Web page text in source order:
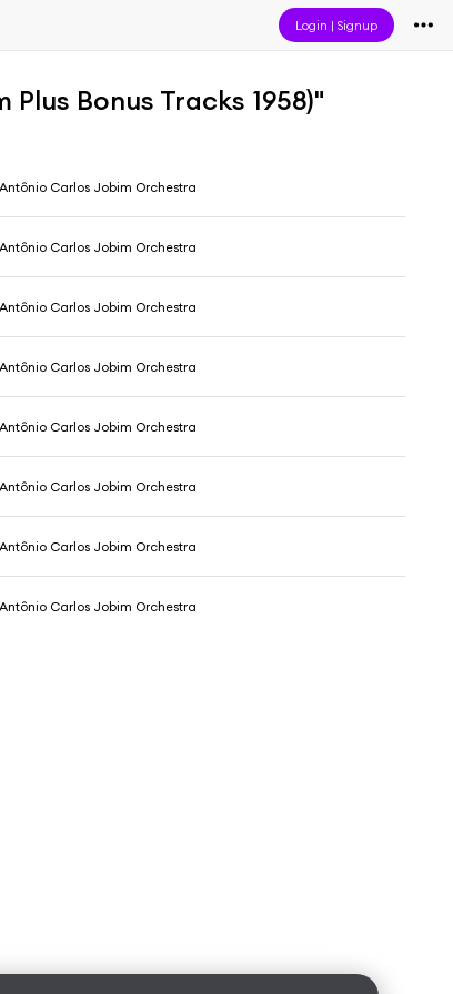
Login |Signup
Bonus Tracks 1958)"
Carlos Jobim Orchestra
Carlos Jobim Orchestra
Carlos Jobim Orchestra
Carlos Jobim Orchestra
Carlos Jobim Orchestra
Carlos Jobim Orchestra
Carlos Jobim Orchestra
Carlos Jobim Orchestra